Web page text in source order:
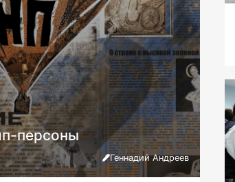
персоны
Геннадий Андреев